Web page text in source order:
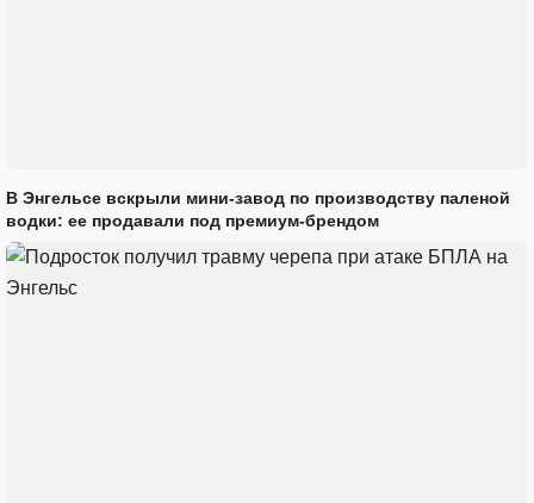
В Энгельсе вскрыли мини-завод по производству паленой
водки: ее продавали под премиум-брендом